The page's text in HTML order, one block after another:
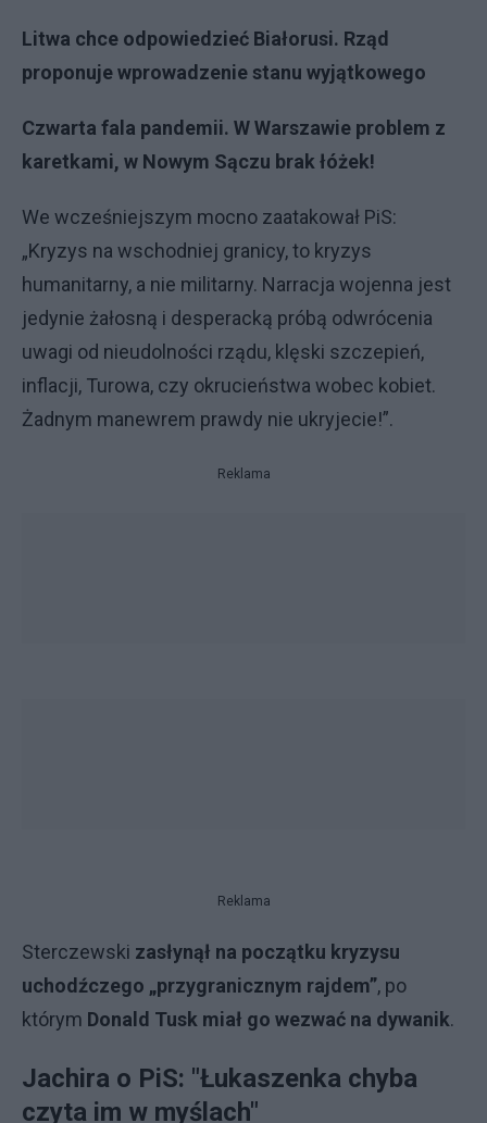
Litwa chce odpowiedzieć Białorusi. Rząd
proponuje wprowadzenie stanu wyjątkowego
Czwarta fala pandemii. W Warszawie problem z
karetkami, w Nowym Sączu brak łóżek!
We wcześniejszym mocno zaatakował PiS:
„Kryzys na wschodniej granicy, to kryzys
humanitarny, a nie militarny. Narracja wojenna jest
jedynie żałosną i desperacką próbą odwrócenia
uwagi od nieudolności rządu, klęski szczepień,
inflacji, Turowa, czy okrucieństwa wobec kobiet.
Żadnym manewrem prawdy nie ukryjecie!”.
Reklama
Reklama
Sterczewski zasłynął na początku kryzysu
uchodźczego „przygranicznym rajdem”, po
którym Donald Tusk miał go wezwać na dywanik.
Jachira o PiS: "Łukaszenka chyba
czyta im w myślach"